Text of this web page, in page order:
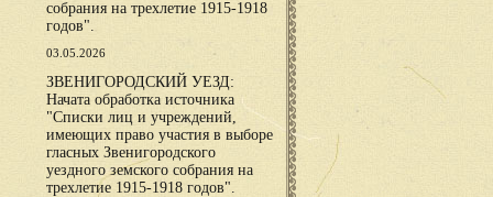
собрания на трехлетие 1915-1918
годов".
03.05.2026
ЗВЕНИГОРОДСКИЙ УЕЗД:
Начата обработка источника
"Списки лиц и учреждений,
имеющих право участия в выборе
гласных Звенигородского
уездного земского собрания на
трехлетие 1915-1918 годов".